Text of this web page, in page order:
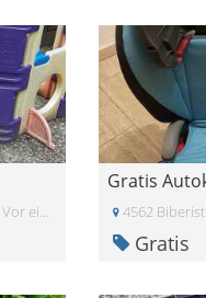
Vor einem Monat 4562 Biberist
Gratis